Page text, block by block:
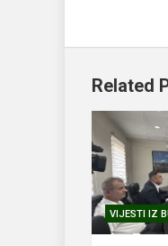
Related
VIJESTI IZ